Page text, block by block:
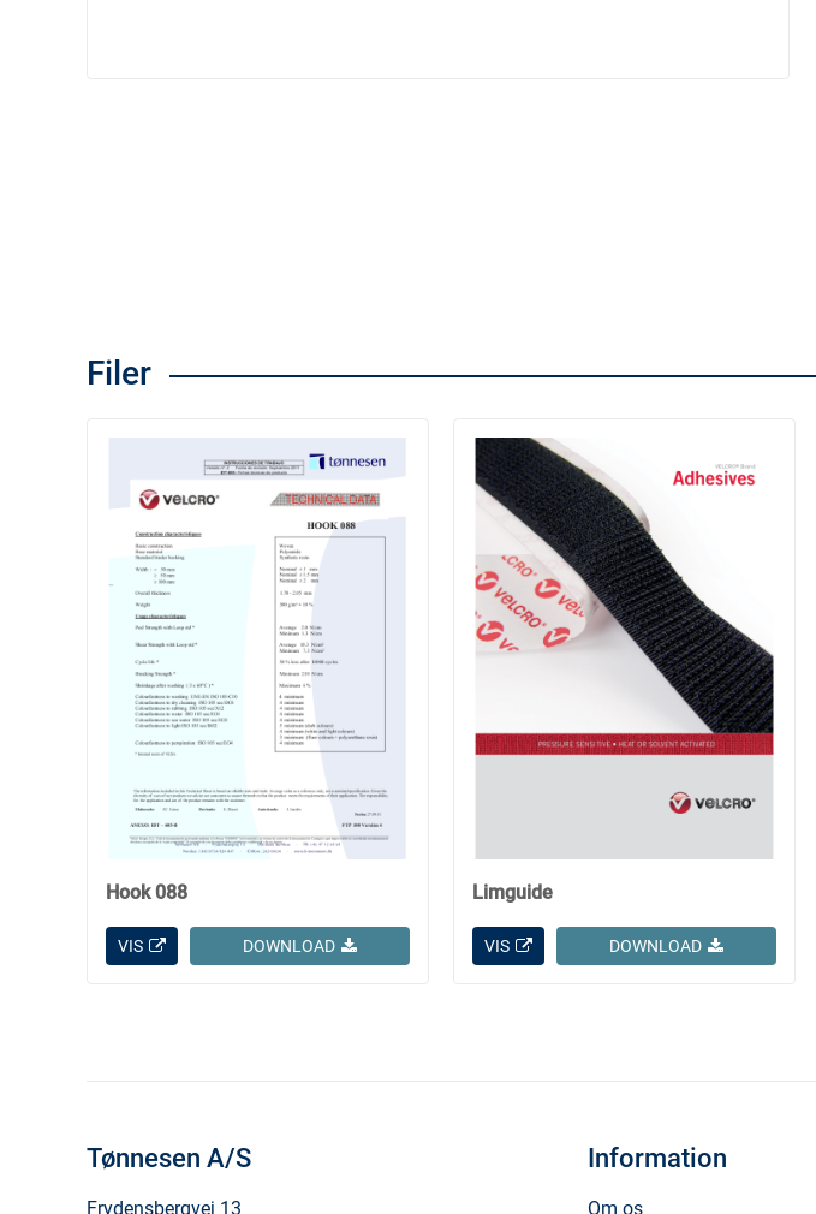
Filer
Hook 088
VIS DOWNLOAD
Limguide
VIS DOWNLOAD
Tønnesen A/S
Frydensbergvej 13
Information
Om os